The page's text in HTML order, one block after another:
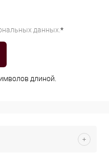
данных. *
длиной.